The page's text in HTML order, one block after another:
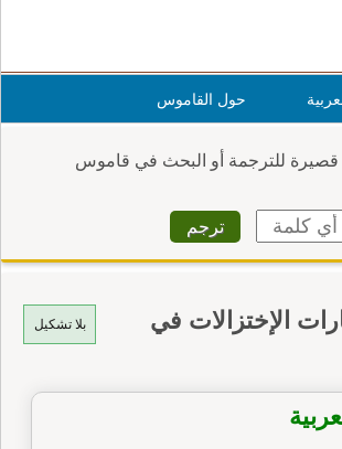
حول القاموس
قصيرة للترجمة أو البحث في قاموس
بلا تشكيل
الإختزالات في